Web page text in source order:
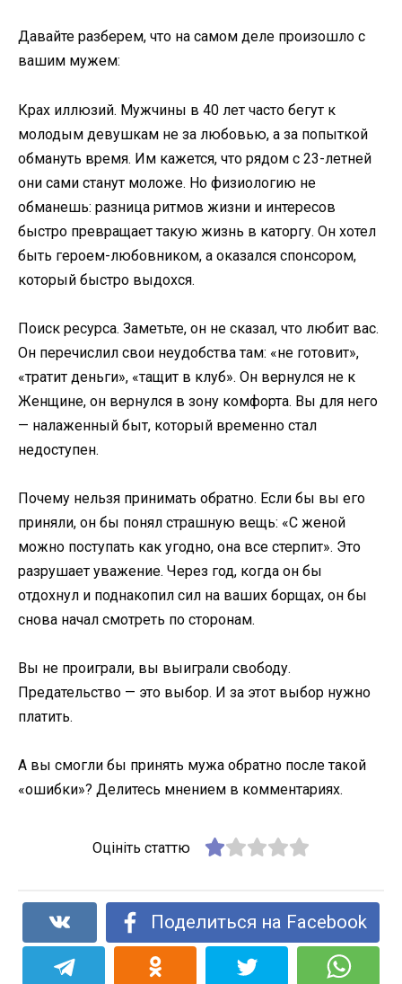
Давайте разберем, что на самом деле произошло с
вашим мужем:
Крах иллюзий. Мужчины в 40 лет часто бегут к
молодым девушкам не за любовью, а за попыткой
обмануть время. Им кажется, что рядом с 23-летней
они сами станут моложе. Но физиологию не
обманешь: разница ритмов жизни и интересов
быстро превращает такую жизнь в каторгу. Он хотел
быть героем-любовником, а оказался спонсором,
который быстро выдохся.
Поиск ресурса. Заметьте, он не сказал, что любит вас.
Он перечислил свои неудобства там: «не готовит»,
«тратит деньги», «тащит в клуб». Он вернулся не к
Женщине, он вернулся в зону комфорта. Вы для него
— налаженный быт, который временно стал
недоступен.
Почему нельзя принимать обратно. Если бы вы его
приняли, он бы понял страшную вещь: «С женой
можно поступать как угодно, она все стерпит». Это
разрушает уважение. Через год, когда он бы
отдохнул и поднакопил сил на ваших борщах, он бы
снова начал смотреть по сторонам.
Вы не проиграли, вы выиграли свободу.
Предательство — это выбор. И за этот выбор нужно
платить.
А вы смогли бы принять мужа обратно после такой
«ошибки»? Делитесь мнением в комментариях.
Оцініть статтю
Поделиться на Facebook